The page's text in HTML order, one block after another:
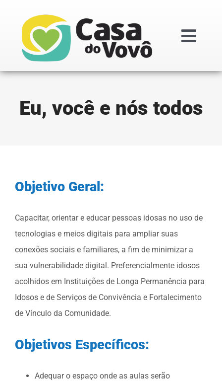
conteúdo
Doações
Regimentos
ODS
Contato
Eu, você e nós todos
Objetivo Geral:
Capacitar, orientar e educar pessoas idosas no uso de
tecnologias e meios digitais para ampliar suas
conexões sociais e familiares, a fim de minimizar a
sua vulnerabilidade digital. Preferencialmente idosos
acolhidos em Instituições de Longa Permanência para
Idosos e de Serviços de Convivência e Fortalecimento
de Vínculo da Comunidade.
Objetivos Específicos:
Adequar o espaço onde as aulas serão